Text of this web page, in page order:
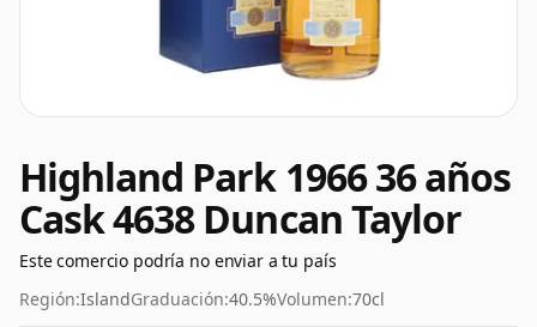
Highland Park 1966 36 años
Cask 4638 Duncan Taylor
Este comercio podría no enviar a tu país
Región:IslandGraduación:40.5%Volumen:70cl